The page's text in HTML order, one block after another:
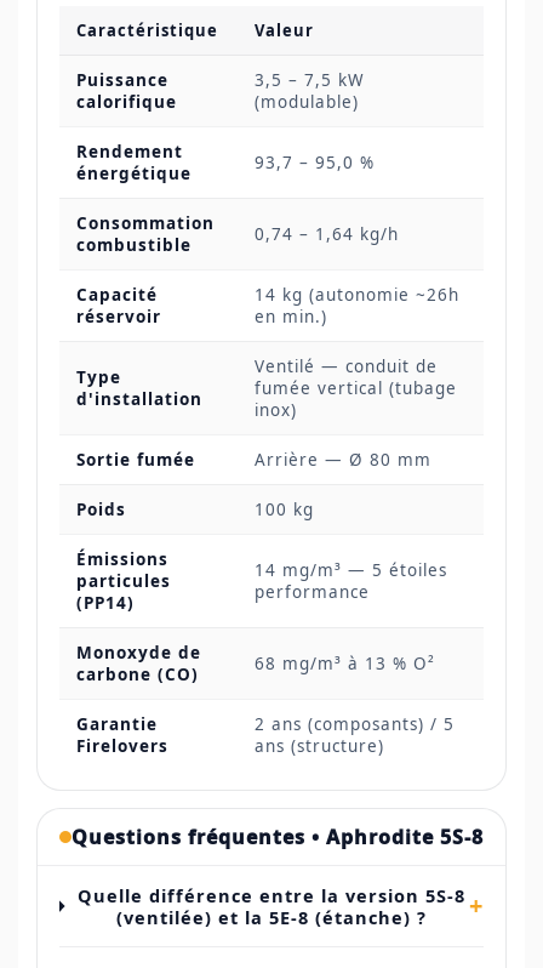
Caractéristique Valeur
Puissance
calorifique
3,5 – 7,5 kW
(modulable)
Rendement
énergétique
93,7 – 95,0 %
Consommation
combustible
0,74 – 1,64 kg/h
Capacité
réservoir
14 kg (autonomie ~26h
en min.)
Type
d'installation
Ventilé — conduit de
fumée vertical (tubage
inox)
Sortie fumée Arrière — Ø 80 mm
Poids 100 kg
Émissions
particules
(PP14)
14 mg/m³ — 5 étoiles
performance
Monoxyde de
carbone (CO)
68 mg/m³ à 13 % O²
Garantie
Firelovers
2 ans (composants) / 5
ans (structure)
Questions fréquentes • Aphrodite 5S-8
Quelle différence entre la version 5S-8
(ventilée) et la 5E-8 (étanche) ?
+